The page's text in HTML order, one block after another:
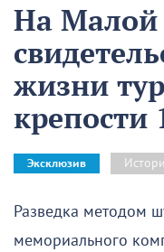
На
жизни
крепости
Эксклюзив
Разведка методом
мемориального